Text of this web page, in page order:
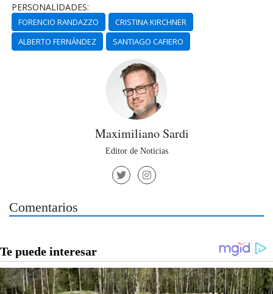
PERSONALIDADES:
FORENCIO RANDAZZO
CRISTINA KIRCHNER
ALBERTO FERNÁNDEZ
SANTIAGO CAFIERO
Maximiliano Sardi
Editor de Noticias
Comentarios